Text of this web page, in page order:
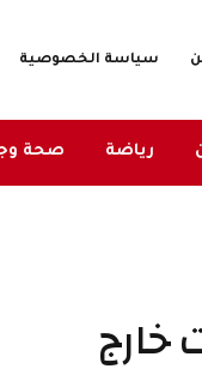
سياسة الخصوصية
رياضة صحة
خارج